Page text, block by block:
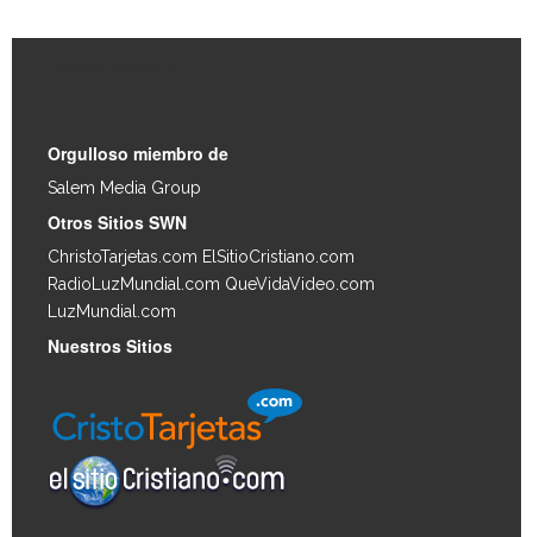
Orgulloso miembro de
Salem Media Group
Otros Sitios SWN
ChristoTarjetas.com ElSitioCristiano.com
RadioLuzMundial.com QueVidaVideo.com
LuzMundial.com
Nuestros Sitios